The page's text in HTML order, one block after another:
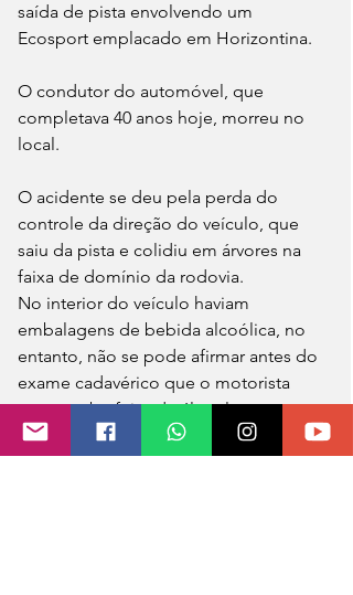
saída de pista envolvendo um
Ecosport emplacado em Horizontina.
O condutor do automóvel, que
completava 40 anos hoje, morreu no
local.
O acidente se deu pela perda do
controle da direção do veículo, que
saiu da pista e colidiu em árvores na
faixa de domínio da rodovia.
No interior do veículo haviam
embalagens de bebida alcoólica, no
entanto, não se pode afirmar antes do
exame cadavérico que o motorista
estava sob efeito de álcool.
Além da PRF, a Brigada Militar e Corpo